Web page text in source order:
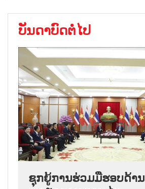
ບັນດາບົດຕໍ່ໄປ
ຊຸກຍູ້ການຮ່ວມມືຮອບດ້ານ